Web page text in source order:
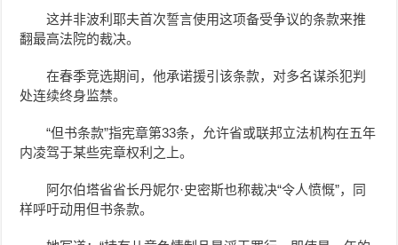
这并非波利耶夫首次誓言使用这项备受争议的条款来推
翻最高法院的裁决。
在春季竞选期间，他承诺援引该条款，对多名谋杀犯判
处连续终身监禁。
“但书条款”指宪章第33条，允许省或联邦立法机构在五年
内凌驾于某些宪章权利之上。
阿尔伯塔省省长丹妮尔·史密斯也称裁决“令人愤慨”，同
样呼吁动用但书条款。